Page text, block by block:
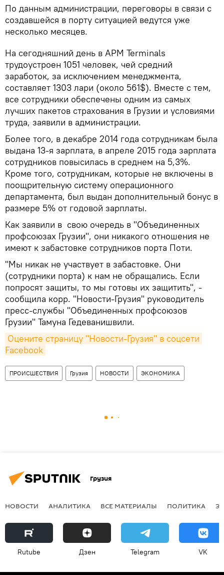
По данным администрации, переговоры в связи с
создавшейся в порту ситуацией ведутся уже
несколько месяцев.
На сегодняшний день в APM Terminals
трудоустроен 1051 человек, чей средний
заработок, за исключением менеджмента,
составляет 1303 лари (около 561$). Вместе с тем,
все сотрудники обеспечены одним из самых
лучших пакетов страхования в Грузии и условиями
труда, заявили в администрации.
Более того, в декабре 2014 года сотрудникам была
выдана 13-я зарплата, в апреле 2015 года зарплата
сотрудников повысилась в среднем на 5,3%.
Кроме того, сотрудникам, которые не включены в
поощрительную систему операционного
департамента, был выдан дополнительный бонус в
размере 5% от годовой зарплаты.
Как заявили в свою очередь в "Объединенных
профсоюзах Грузии", они никакого отношения не
имеют к забастовке сотрудников порта Поти.
"Мы никак не участвует в забастовке. Они
(сотрудники порта) к нам не обращались. Если
попросят защиты, то мы готовы их защитить", -
сообщила корр. "Новости-Грузия" руководитель
пресс-службы "Объединенных профсоюзов
Грузии" Тамуна Гедеванишвили.
Оцените страницу "Новости-Грузия" в соцсети
Facebook
ПРОИСШЕСТВИЯ Грузия НОВОСТИ ЭКОНОМИКА
Грузия
НОВОСТИ АНАЛИТИКА ВСЕ МАТЕРИАЛЫ ПОЛИТИКА
Rutube Дзен Telegram VK